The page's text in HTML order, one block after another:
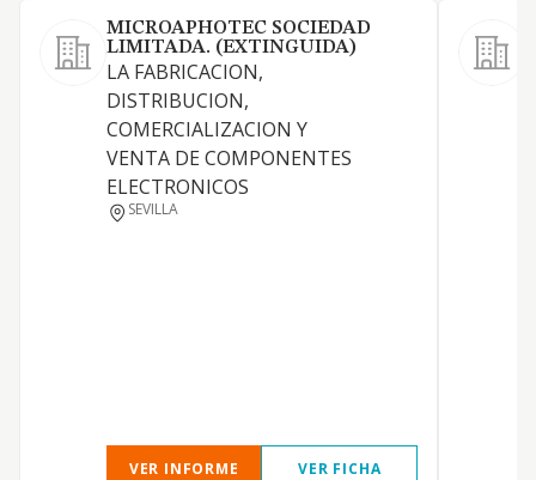
MICROAPHOTEC SOCIEDAD
LIMITADA. (EXTINGUIDA)
LA FABRICACION,
DISTRIBUCION,
COMERCIALIZACION Y
VENTA DE COMPONENTES
ELECTRONICOS
SEVILLA
VER INFORME VER FICHA